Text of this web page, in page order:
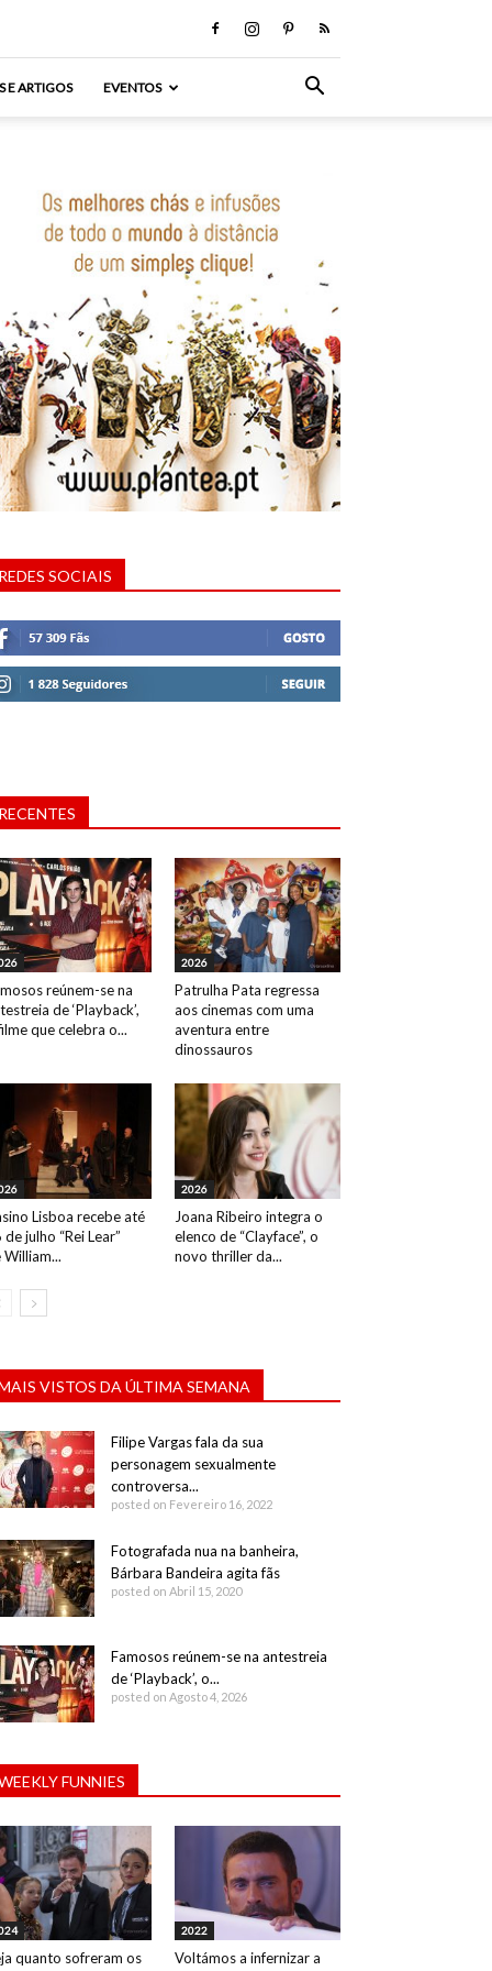
E ARTIGOS EVENTOS
SOCIAIS
reúnem-se na
de ‘Playback’,
que celebra o...
2026
Patrulha Pata regressa
aos cinemas com uma
aventura entre
dinossauros
Lisboa recebe até
de julho “Rei Lear”
William...
2026
Joana Ribeiro integra o
elenco de “Clayface”, o
novo thriller da...
VISTOS DA ÚLTIMA SEMANA
Filipe Vargas fala da sua
personagem sexualmente
controversa...
posted on Fevereiro 16, 2022
Fotografada nua na banheira,
Bárbara Bandeira agita fãs
posted on Abril 15, 2020
Famosos reúnem-se na antestreia
de ‘Playback’, o...
posted on Agosto 4, 2026
FUNNIES
quanto sofreram os
2022
Voltámos a infernizar a